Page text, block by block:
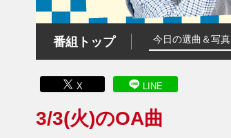
番組トップ 今日の選曲＆写真
X LINE
3/3(火)のOA曲